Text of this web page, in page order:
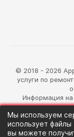
© 2018 - 2026
услуги по
Информация на
Мы используем
использует
вы можете